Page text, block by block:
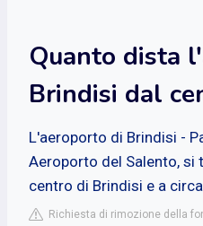
Quanto dista
Brindisi dal
L'aeroporto di Brindisi -
Aeroporto del Salento, si
centro di Brindisi e a
Richiesta di rimozione della